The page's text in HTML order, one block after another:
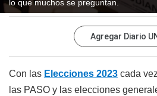
lo que muchos se preguntan.
Agregar Diario
Con las Elecciones 2023 cada
las PASO y las elecciones